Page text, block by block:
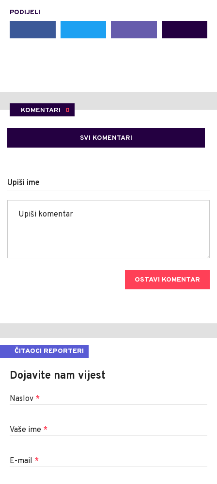
PODIJELI
KOMENTARI 0
SVI KOMENTARI
Upiši ime
OSTAVI KOMENTAR
ČITAOCI REPORTERI
Dojavite nam vijest
Naslov *
Vaše ime *
E-mail *